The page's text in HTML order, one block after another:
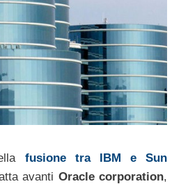
fusione tra IBM e Sun
avanti Oracle corporation,